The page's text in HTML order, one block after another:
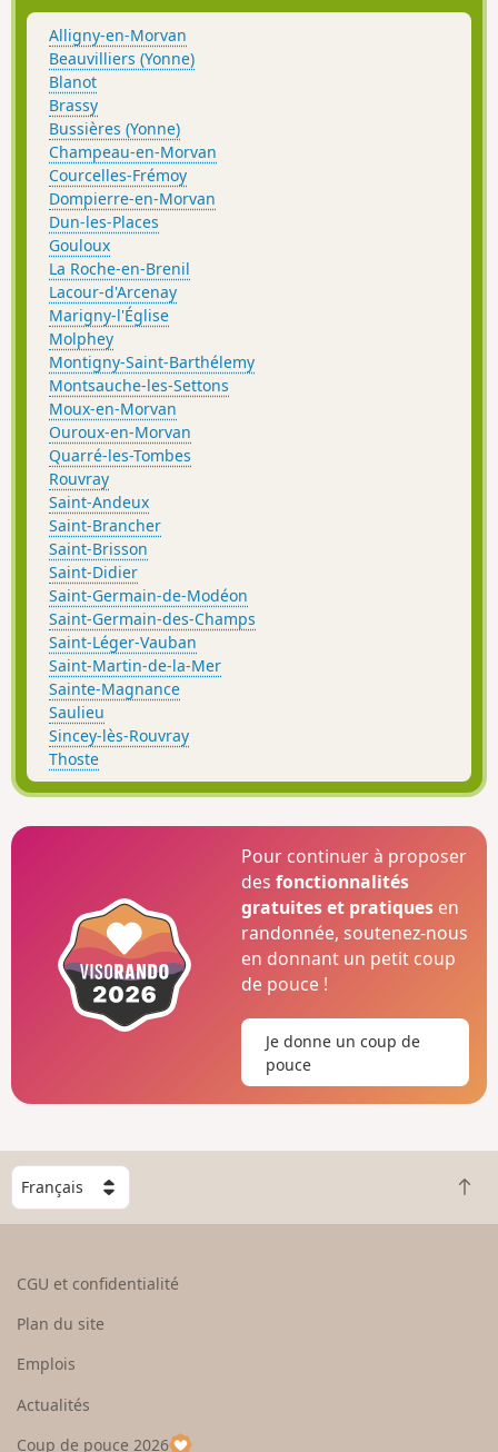
Alligny-en-Morvan
Beauvilliers (Yonne)
Blanot
Brassy
Bussières (Yonne)
Champeau-en-Morvan
Courcelles-Frémoy
Dompierre-en-Morvan
Dun-les-Places
Gouloux
La Roche-en-Brenil
Lacour-d'Arcenay
Marigny-l'Église
Molphey
Montigny-Saint-Barthélemy
Montsauche-les-Settons
Moux-en-Morvan
Ouroux-en-Morvan
Quarré-les-Tombes
Rouvray
Saint-Andeux
Saint-Brancher
Saint-Brisson
Saint-Didier
Saint-Germain-de-Modéon
Saint-Germain-des-Champs
Saint-Léger-Vauban
Saint-Martin-de-la-Mer
Sainte-Magnance
Saulieu
Sincey-lès-Rouvray
Thoste
Pour continuer à proposer
desfonctionnalités
gratuites et pratiques en
randonnée, soutenez-nous
en donnant un petit coup
de pouce !
Je donne un coup de
pouce
C
h
o
e
u
R
e
CGU et confidentialité
Plan du site
Emplois
Actualités
Coup de pouce 2026